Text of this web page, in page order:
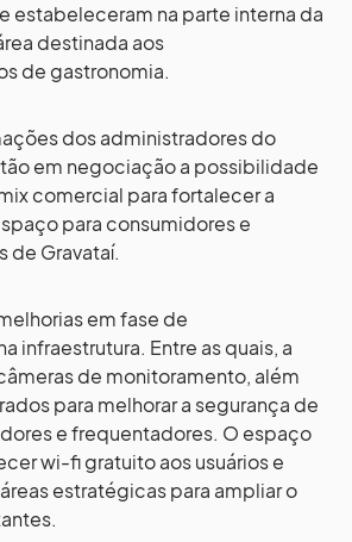
estabeleceram na parte interna da
destinada aos
de gastronomia.
dos administradores do
em negociação a possibilidade
comercial para fortalecer a
para consumidores e
de Gravataí.
em fase de
infraestrutura. Entre as quais, a
de monitoramento, além
para melhorar a segurança de
e frequentadores. O espaço
wi-fi gratuito aos usuários e
estratégicas para ampliar o